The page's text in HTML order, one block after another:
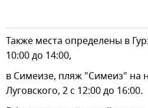
Также места определены в
10:00 до 14:00,
в Симеизе, пляж "Симеиз" на
Луговского, 2 с 12:00 до 16:00.